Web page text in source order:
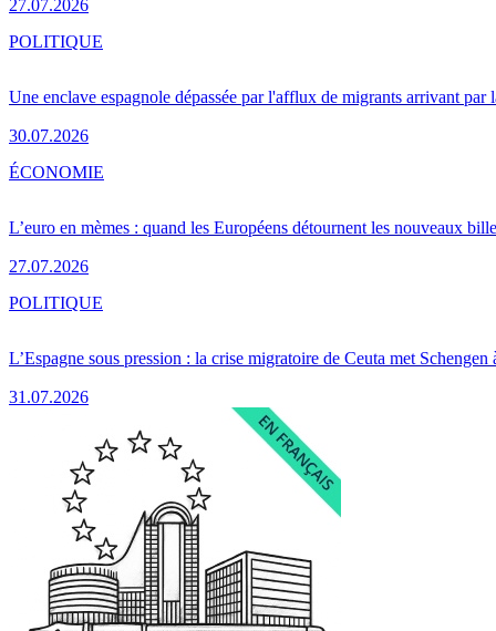
27.07.2026
Une enclave espagnole dépassée par l'afflux de migrants arrivant par
30.07.2026
POLITIQUE
L’euro en mèmes : quand les Européens détournent les nouveaux
27.07.2026
ÉCONOMIE
L’Espagne sous pression : la crise migratoire de Ceuta met Schengen
31.07.2026
POLITIQUE